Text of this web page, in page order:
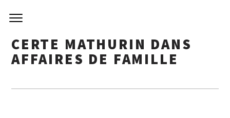
CERTE MATHURIN DANS
AFFAIRES DE FAMILLE